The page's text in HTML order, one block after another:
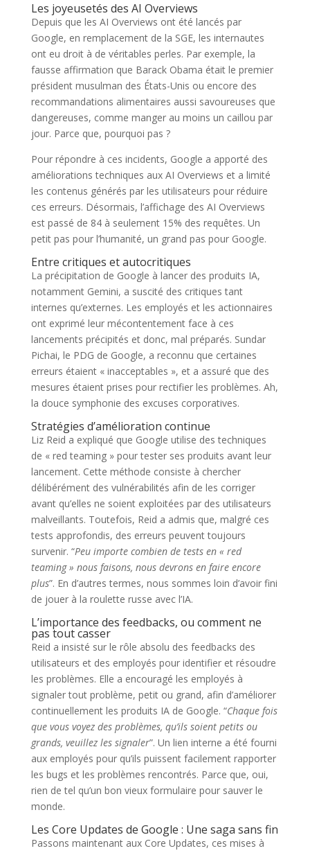
Les joyeusetés des AI Overviews
Depuis que les AI Overviews ont été lancés par
Google, en remplacement de la SGE, les internautes
ont eu droit à de véritables perles. Par exemple, la
fausse affirmation que Barack Obama était le premier
président musulman des États-Unis ou encore des
recommandations alimentaires aussi savoureuses que
dangereuses, comme manger au moins un caillou par
jour. Parce que, pourquoi pas ?
Pour répondre à ces incidents, Google a apporté des
améliorations techniques aux AI Overviews et a limité
les contenus générés par les utilisateurs pour réduire
ces erreurs. Désormais, l’affichage des AI Overviews
est passé de 84 à seulement 15% des requêtes. Un
petit pas pour l’humanité, un grand pas pour Google.
Entre critiques et autocritiques
La précipitation de Google à lancer des produits IA,
notamment Gemini, a suscité des critiques tant
internes qu’externes. Les employés et les actionnaires
ont exprimé leur mécontentement face à ces
lancements précipités et donc, mal préparés. Sundar
Pichai, le PDG de Google, a reconnu que certaines
erreurs étaient « inacceptables », et a assuré que des
mesures étaient prises pour rectifier les problèmes. Ah,
la douce symphonie des excuses corporatives.
Stratégies d’amélioration continue
Liz Reid a expliqué que Google utilise des techniques
de « red teaming » pour tester ses produits avant leur
lancement. Cette méthode consiste à chercher
délibérément des vulnérabilités afin de les corriger
avant qu’elles ne soient exploitées par des utilisateurs
malveillants. Toutefois, Reid a admis que, malgré ces
tests approfondis, des erreurs peuvent toujours
survenir. “Peu importe combien de tests en « red
teaming » nous faisons, nous devrons en faire encore
plus”. En d’autres termes, nous sommes loin d’avoir fini
de jouer à la roulette russe avec l’IA.
L’importance des feedbacks, ou comment ne
pas tout casser
Reid a insisté sur le rôle absolu des feedbacks des
utilisateurs et des employés pour identifier et résoudre
les problèmes. Elle a encouragé les employés à
signaler tout problème, petit ou grand, afin d’améliorer
continuellement les produits IA de Google. “Chaque fois
que vous voyez des problèmes, qu’ils soient petits ou
grands, veuillez les signaler”. Un lien interne a été fourni
aux employés pour qu’ils puissent facilement rapporter
les bugs et les problèmes rencontrés. Parce que, oui,
rien de tel qu’un bon vieux formulaire pour sauver le
monde.
Les Core Updates de Google : Une saga sans fin
Passons maintenant aux Core Updates, ces mises à